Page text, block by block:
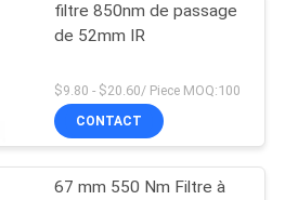
filtre 850nm de passage
de 52mm IR
$9.80 - $20.60/ Piece MOQ:100
CONTACT
67 mm 550 Nm Filtre à